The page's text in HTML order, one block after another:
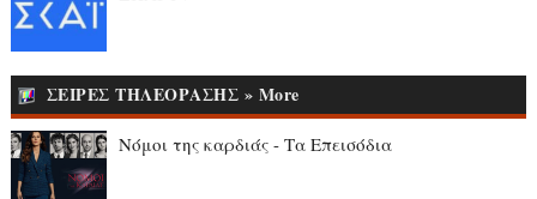
ΣΕΙΡΕΣ ΤΗΛΕΟΡΑΣΗΣ » More
Νόμοι της καρδιάς - Τα Επεισόδια